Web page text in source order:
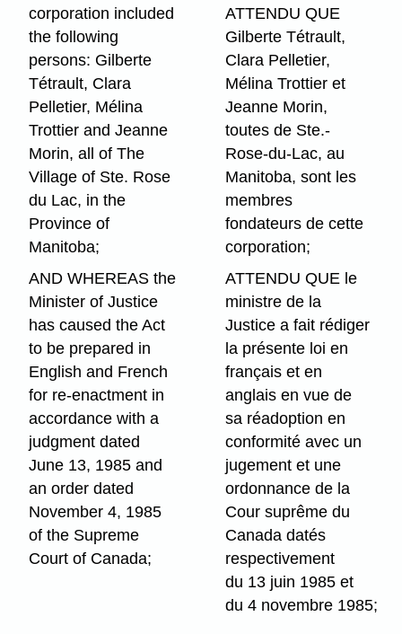
corporation included
the following
persons: Gilberte
Tétrault, Clara
Pelletier, Mélina
Trottier and Jeanne
Morin, all of The
Village of Ste. Rose
du Lac, in the
Province of
Manitoba;
AND WHEREAS the
Minister of Justice
has caused the Act
to be prepared in
English and French
for re-enactment in
accordance with a
judgment dated
June 13, 1985 and
an order dated
November 4, 1985
of the Supreme
Court of Canada;
ATTENDU QUE
Gilberte Tétrault,
Clara Pelletier,
Mélina Trottier et
Jeanne Morin,
toutes de Ste.-
Rose-du-Lac, au
Manitoba, sont les
membres
fondateurs de cette
corporation;
ATTENDU QUE le
ministre de la
Justice a fait rédiger
la présente loi en
français et en
anglais en vue de
sa réadoption en
conformité avec un
jugement et une
ordonnance de la
Cour suprême du
Canada datés
respectivement
du 13 juin 1985 et
du 4 novembre 1985;